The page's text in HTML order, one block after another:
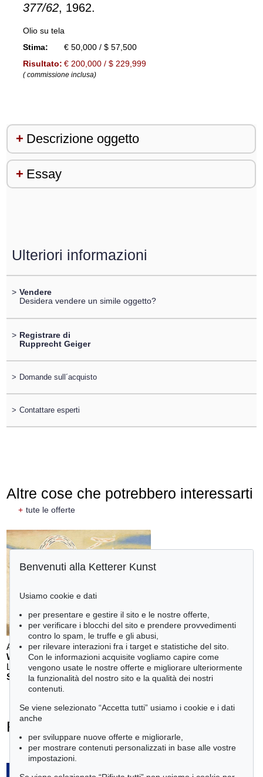
377/62, 1962.
Olio su tela
Stima:
€ 50,000 / $ 57,500
Risultato: € 200,000 / $ 229,999
( commissione inclusa)
Descrizione oggetto
Essay
Ulteriori informazioni
> Vendere
Desidera vendere un simile oggetto?
> Registrare di
Rupprecht Geiger
> Domande sull´acquisto
> Contattare esperti
Altre cose che potrebbero interessarti
+ tute le offerte
Auction 611 - Lot 123000200
WILLI BAUMEISTER
Landschaft mit rotem Bogen (Sommerfest) , 1948
Stima:€ 70,000
Rupprecht Geiger - Ogetti venduti
tute le offerte
Benvenuti alla Ketterer Kunst
Usiamo cookie e dati
per presentare e gestire il sito e le nostre offerte,
per verificare i blocchi del sito e prendere provvedimenti
contro lo spam, le truffe e gli abusi,
per rilevare interazioni fra i target e statistiche del sito.
Con le informazioni acquisite vogliamo capire come
vengono usate le nostre offerte e migliorare ulteriormente
la funzionalità del nostro sito e la qualità dei nostri
contenuti.
Se viene selezionato “Accetta tutti” usiamo i cookie e i dati
anche
per sviluppare nuove offerte e migliorarle,
per mostrare contenuti personalizzati in base alle vostre
impostazioni.